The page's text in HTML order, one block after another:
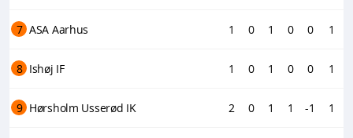
7 ASA Aarhus 1 0 1 0 0 1
8 Ishøj IF 1 0 1 0 0 1
9 Hørsholm Usserød IK 2 0 1 1 -1 1